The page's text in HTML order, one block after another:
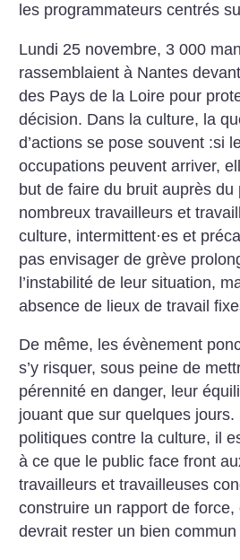
les programmateurs centrés
Lundi 25 novembre, 3 000
rassemblaient à Nantes
des Pays de la Loire pour
décision. Dans la culture, la
d’actions se pose souvent :si
occupations peuvent arriver,
but de faire du bruit auprès du
nombreux travailleurs et
culture, intermittent·es et
pas envisager de grève
l’instabilité de leur situation,
absence de lieux de travail
De même, les évènement
s’y risquer, sous peine de
pérennité en danger, leur
jouant que sur quelques jours.
politiques contre la culture, il
à ce que le public face front
travailleurs et travailleuses
construire un rapport de
devrait rester un bien commun